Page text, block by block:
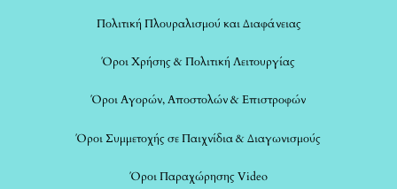
Πολιτική Πλουραλισμού και Διαφάνειας
Όροι Χρήσης & Πολιτική Λειτουργίας
Όροι Αγορών, Αποστολών & Επιστροφών
Όροι Συμμετοχής σε Παιχνίδια & Διαγωνισμούς
Όροι Παραχώρησης Video